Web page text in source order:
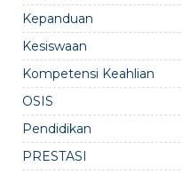
Kepanduan
Kesiswaan
Kompetensi Keahlian
OSIS
Pendidikan
PRESTASI